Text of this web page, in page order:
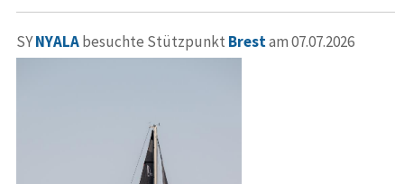
SYNYALAbesuchte Stützpunkt Brestam 07.07.2026